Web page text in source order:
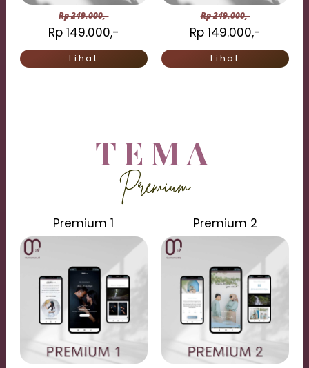
Rp 249.000,-
Rp 149.000,-
Lihat
Rp 249.000,-
Rp 149.000,-
Lihat
TEMA
Premium
Premium 1 Premium 2